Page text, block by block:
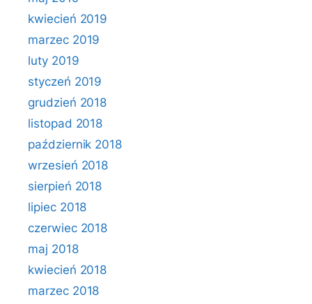
kwiecień 2019
marzec 2019
luty 2019
styczeń 2019
grudzień 2018
listopad 2018
październik 2018
wrzesień 2018
sierpień 2018
lipiec 2018
czerwiec 2018
maj 2018
kwiecień 2018
marzec 2018